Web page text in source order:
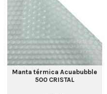
Manta térmica Acuabubble
500 CRISTAL